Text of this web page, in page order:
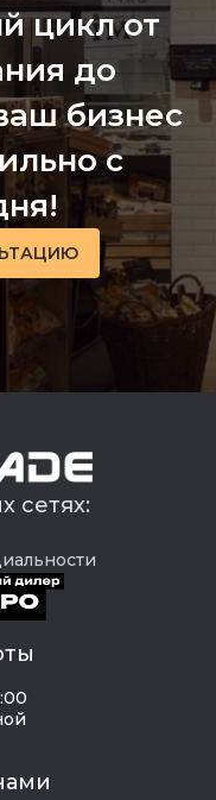
цикл от
до
бизнес
с
сетях: